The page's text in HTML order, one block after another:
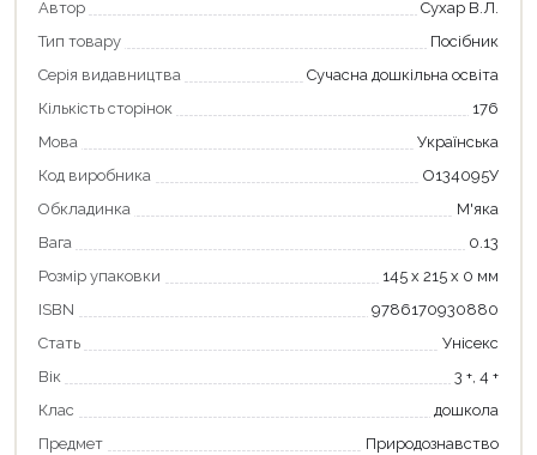
Автор
Сухар В.Л.
Тип товару
Посібник
Серія видавництва
Сучасна дошкільна освіта
Кількість сторінок
176
Мова
Українська
Код виробника
О134095У
Обкладинка
М'яка
Вага
0.13
Розмір упаковки
145 х 215 х 0 мм
ISBN
9786170930880
Стать
Унісекс
Вік
3 +, 4 +
Клас
дошкола
Предмет
Природознавство
Продовжити покупки